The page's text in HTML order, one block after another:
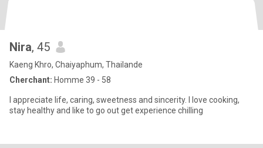
Nira, 45
Kaeng Khro, Chaiyaphum, Thailande
Cherchant: Homme 39 - 58
I appreciate life, caring, sweetness and sincerity. I love cooking,
stay healthy and like to go out get experience chilling